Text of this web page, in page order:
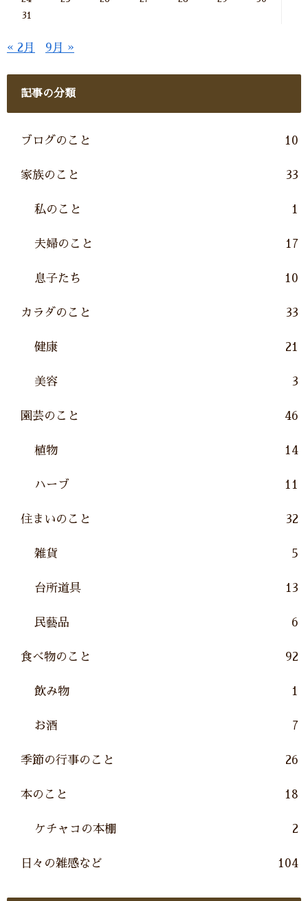
31
« 2月 9月 »
記事の分類
ブログのこと 10
家族のこと 33
私のこと 1
夫婦のこと 17
息子たち 10
カラダのこと 33
健康 21
美容 3
園芸のこと 46
植物 14
ハーブ 11
住まいのこと 32
雑貨 5
台所道具 13
民藝品 6
食べ物のこと 92
飲み物 1
お酒 7
季節の行事のこと 26
本のこと 18
ケチャコの本棚 2
日々の雑感など 104